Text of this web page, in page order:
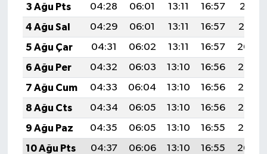
3 Ağu Pts
04:28 06:01 13:11 16:57
20:11
4 Ağu Sal
04:29 06:01 13:11 16:57
20:10
5 Ağu Çar
04:31 06:02 13:11 16:57
20:09
6 Ağu Per
04:32 06:03 13:10 16:56
20:08
7 Ağu Cum
04:33 06:04 13:10 16:56
20:07
8 Ağu Cts
04:34 06:05 13:10 16:56
20:06
9 Ağu Paz
04:35 06:05 13:10 16:55
20:05
10 Ağu Pts
04:37 06:06 13:10 16:55
20:04